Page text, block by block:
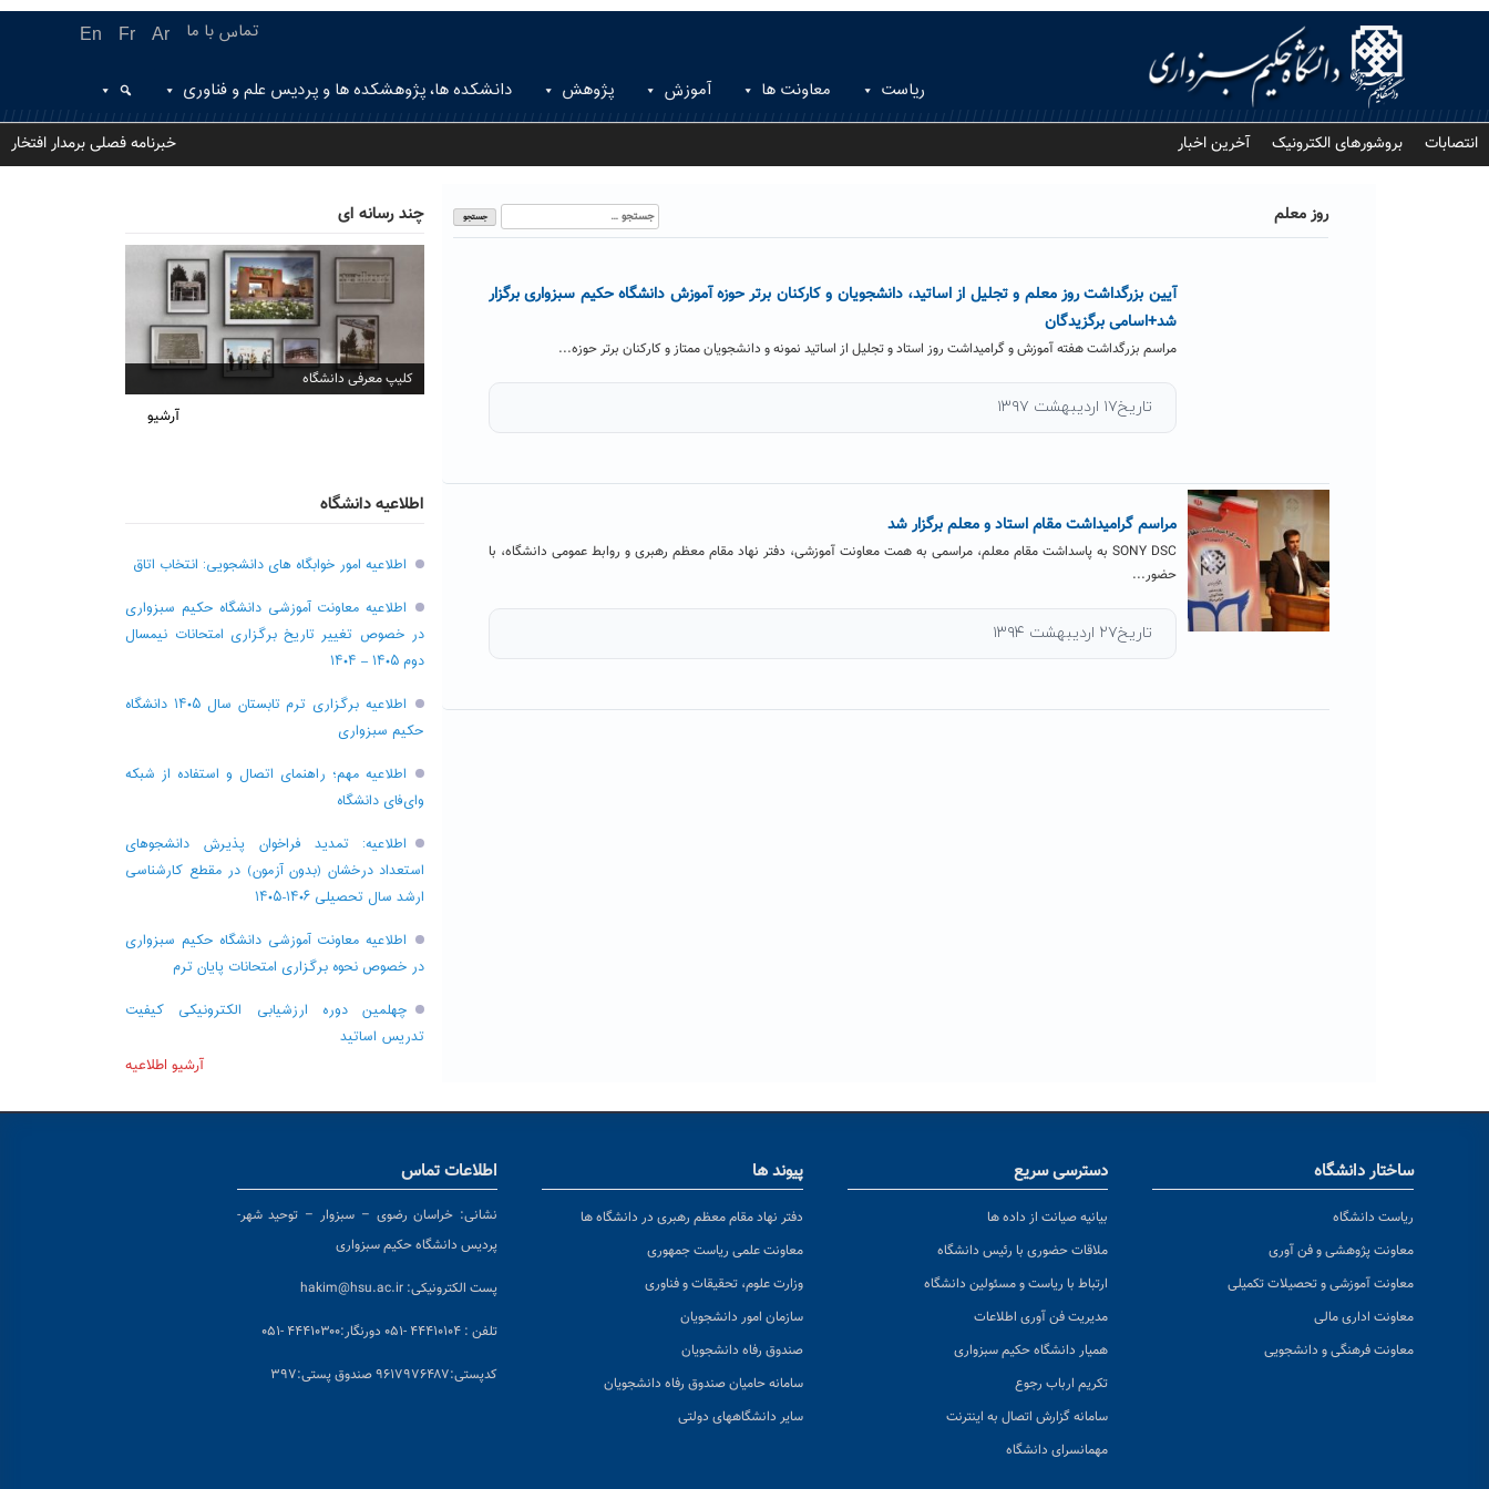
En Fr Ar تماس با ما
ریاست معاونت ها آموزش پژوهش دانشکده ها، پژوهشکده ها و پردیس علم و فناوری
انتصابات بروشورهای الکترونیک آخرین اخبار خبرنامه فصلی برمدار افتخار
روز معلم
جستجو
برای:
آیین بزرگداشت روز معلم و تجلیل از اساتید، دانشجویان و کارکنان برتر حوزه آموزش دانشگاه حکیم سبزواری برگزار
شد+اسامی برگزیدگان
مراسم بزرگداشت هفته آموزش و گرامیداشت روز استاد و تجلیل از اساتید نمونه و دانشجویان ممتاز و کارکنان برتر حوزه...
تاریخ۱۷ اردیبهشت ۱۳۹۷
مراسم گرامیداشت مقام استاد و معلم برگزار شد
SONY DSC به پاسداشت مقام معلم، مراسمی به همت معاونت آموزشی، دفتر نهاد مقام معظم رهبری و روابط عمومی دانشگاه، با
حضور...
تاریخ۲۷ اردیبهشت ۱۳۹۴
چند رسانه ای
کلیپ معرفی دانشگاه
آرشیو
اطلاعیه دانشگاه
اطلاعیه امور خوابگاه های دانشجویی: انتخاب اتاق
اطلاعیه معاونت آموزشی دانشگاه حکیم سبزواری
در خصوص تغییر تاریخ برگزاری امتحانات نیمسال
دوم ۱۴۰۵ – ۱۴۰۴
اطلاعیه برگزاری ترم تابستان سال ۱۴۰۵ دانشگاه
حکیم سبزواری
اطلاعیه مهم؛ راهنمای اتصال و استفاده از شبکه
وای‌فای دانشگاه
اطلاعیه: تمدید فراخوان پذیرش دانشجو‌های
استعداد درخشان (بدون آزمون) در مقطع کارشناسی
ارشد سال تحصیلی ۱۴۰۶-۱۴۰۵
اطلاعیه معاونت آموزشی دانشگاه حکیم سبزواری
در خصوص نحوه برگزاری امتحانات پایان ترم
چهلمین دوره ارزشیابی الکترونیکی کیفیت
تدریس اساتید
آرشیو اطلاعیه
ساختار دانشگاه
ریاست دانشگاه
معاونت پژوهشی و فن آوری
معاونت آموزشی و تحصیلات تکمیلی
معاونت اداری مالی
معاونت فرهنگی و دانشجویی
دسترسی سریع
بیانیه صیانت از داده ها
ملاقات حضوری با رئیس دانشگاه
ارتباط با ریاست و مسئولین دانشگاه
مدیریت فن آوری اطلاعات
همیار دانشگاه حکیم سبزواری
تکریم ارباب رجوع
سامانه گزارش اتصال به اینترنت
مهمانسرای دانشگاه
پیوند ها
دفتر نهاد مقام معظم رهبری در دانشگاه ها
معاونت علمی ریاست جمهوری
وزارت علوم، تحقیقات و فناوری
سازمان امور دانشجویان
صندوق رفاه دانشجویان
سامانه حامیان صندوق رفاه دانشجویان
سایر دانشگاههای دولتی
اطلاعات تماس
نشانی: خراسان رضوی – سبزوار – توحید شهر-
پردیس دانشگاه حکیم سبزواری
پست الکترونیکی: hakim@hsu.ac.ir
تلفن : ۴۴۴۱۰۱۰۴ -۰۵۱ دورنگار:۴۴۴۱۰۳۰۰ -۰۵۱
کدپستی:۹۶۱۷۹۷۶۴۸۷ صندوق پستی:۳۹۷